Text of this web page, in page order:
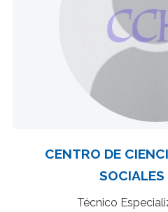
CENTRO DE
Técnico